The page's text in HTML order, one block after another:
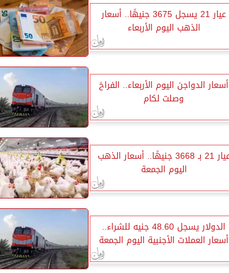
عيار 21 يسجل 3675 جنيهًا.. أسعار
الذهب اليوم الأربعاء
أسعار الدواجن اليوم الأربعاء.. الفراخ
وصلت لكام
عيار 21 بـ 3668 جنيهًا.. أسعار الذهب
اليوم الجمعة
الدولار يسجل 48.60 جنيه للشراء..
أسعار العملات الأجنبية اليوم الجمعة